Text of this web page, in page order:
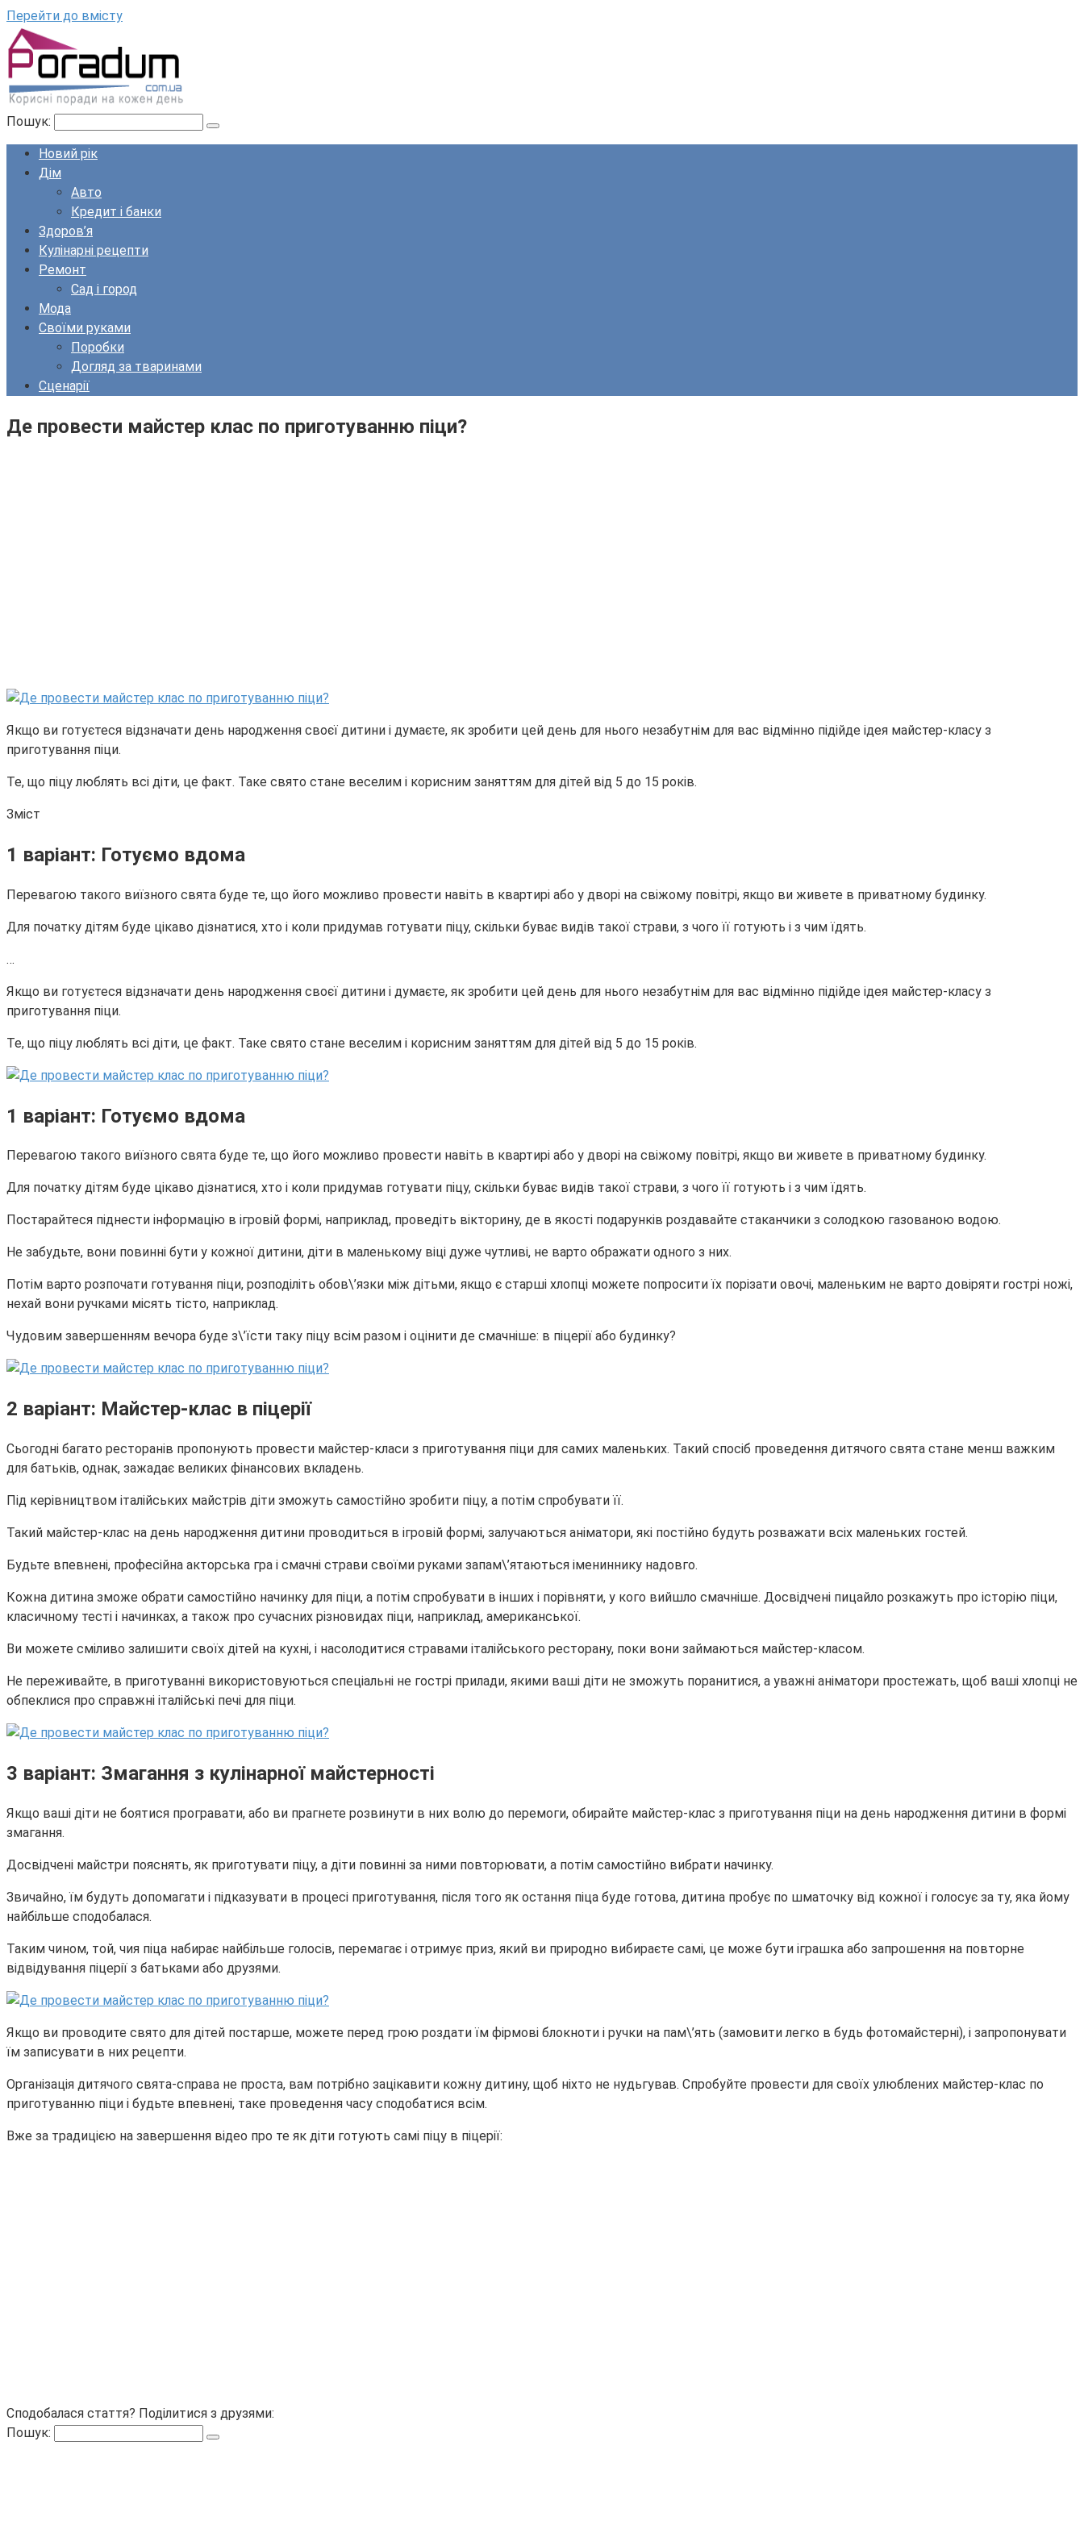
Перейти до вмісту
Пошук:
Новий рік
Дім
Авто
Кредит і банки
Здоров’я
Кулінарні рецепти
Ремонт
Сад і город
Мода
Своїми руками
Поробки
Догляд за тваринами
Сценарії
Де провести майстер клас по приготуванню піци?
Якщо ви готуєтеся відзначати день народження своєї дитини і думаєте, як зробити цей день для нього незабутнім для вас відмінно підійде ідея майстер-класу з
приготування піци.
Те, що піцу люблять всі діти, це факт. Таке свято стане веселим і корисним заняттям для дітей від 5 до 15 років.
Зміст
1 варіант: Готуємо вдома
Перевагою такого виїзного свята буде те, що його можливо провести навіть в квартирі або у дворі на свіжому повітрі, якщо ви живете в приватному будинку.
Для початку дітям буде цікаво дізнатися, хто і коли придумав готувати піцу, скільки буває видів такої страви, з чого її готують і з чим їдять.
…
Якщо ви готуєтеся відзначати день народження своєї дитини і думаєте, як зробити цей день для нього незабутнім для вас відмінно підійде ідея майстер-класу з
приготування піци.
Те, що піцу люблять всі діти, це факт. Таке свято стане веселим і корисним заняттям для дітей від 5 до 15 років.
1 варіант: Готуємо вдома
Перевагою такого виїзного свята буде те, що його можливо провести навіть в квартирі або у дворі на свіжому повітрі, якщо ви живете в приватному будинку.
Для початку дітям буде цікаво дізнатися, хто і коли придумав готувати піцу, скільки буває видів такої страви, з чого її готують і з чим їдять.
Постарайтеся піднести інформацію в ігровій формі, наприклад, проведіть вікторину, де в якості подарунків роздавайте стаканчики з солодкою газованою водою.
Не забудьте, вони повинні бути у кожної дитини, діти в маленькому віці дуже чутливі, не варто ображати одного з них.
Потім варто розпочати готування піци, розподіліть обов\’язки між дітьми, якщо є старші хлопці можете попросити їх порізати овочі, маленьким не варто довіряти гострі ножі,
нехай вони ручками місять тісто, наприклад.
Чудовим завершенням вечора буде з\’їсти таку піцу всім разом і оцінити де смачніше: в піцерії або будинку?
2 варіант: Майстер-клас в піцерії
Сьогодні багато ресторанів пропонують провести майстер-класи з приготування піци для самих маленьких. Такий спосіб проведення дитячого свята стане менш важким
для батьків, однак, зажадає великих фінансових вкладень.
Під керівництвом італійських майстрів діти зможуть самостійно зробити піцу, а потім спробувати її.
Такий майстер-клас на день народження дитини проводиться в ігровій формі, залучаються аніматори, які постійно будуть розважати всіх маленьких гостей.
Будьте впевнені, професійна акторська гра і смачні страви своїми руками запам\’ятаються імениннику надовго.
Кожна дитина зможе обрати самостійно начинку для піци, а потім спробувати в інших і порівняти, у кого вийшло смачніше. Досвідчені пицайло розкажуть про історію піци,
класичному тесті і начинках, а також про сучасних різновидах піци, наприклад, американської.
Ви можете сміливо залишити своїх дітей на кухні, і насолодитися стравами італійського ресторану, поки вони займаються майстер-класом.
Не переживайте, в приготуванні використовуються спеціальні не гострі прилади, якими ваші діти не зможуть поранитися, а уважні аніматори простежать, щоб ваші хлопці не
обпеклися про справжні італійські печі для піци.
3 варіант: Змагання з кулінарної майстерності
Якщо ваші діти не боятися програвати, або ви прагнете розвинути в них волю до перемоги, обирайте майстер-клас з приготування піци на день народження дитини в формі
змагання.
Досвідчені майстри пояснять, як приготувати піцу, а діти повинні за ними повторювати, а потім самостійно вибрати начинку.
Звичайно, їм будуть допомагати і підказувати в процесі приготування, після того як остання піца буде готова, дитина пробує по шматочку від кожної і голосує за ту, яка йому
найбільше сподобалася.
Таким чином, той, чия піца набирає найбільше голосів, перемагає і отримує приз, який ви природно вибираєте самі, це може бути іграшка або запрошення на повторне
відвідування піцерії з батьками або друзями.
Якщо ви проводите свято для дітей постарше, можете перед грою роздати їм фірмові блокноти і ручки на пам\’ять (замовити легко в будь фотомайстерні), і запропонувати
їм записувати в них рецепти.
Організація дитячого свята-справа не проста, вам потрібно зацікавити кожну дитину, щоб ніхто не нудьгував. Спробуйте провести для своїх улюблених майстер-клас по
приготуванню піци і будьте впевнені, таке проведення часу сподобатися всім.
Вже за традицією на завершення відео про те як діти готують самі піцу в піцерії:
Сподобалася стаття? Поділитися з друзями:
Пошук: